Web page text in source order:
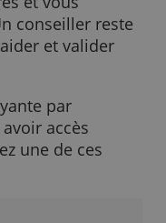
services de
à une plate-
sur la bourse.
de l'Online
et vous
Un conseiller
aider et valider